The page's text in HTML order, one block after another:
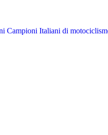
Campioni Italiani di